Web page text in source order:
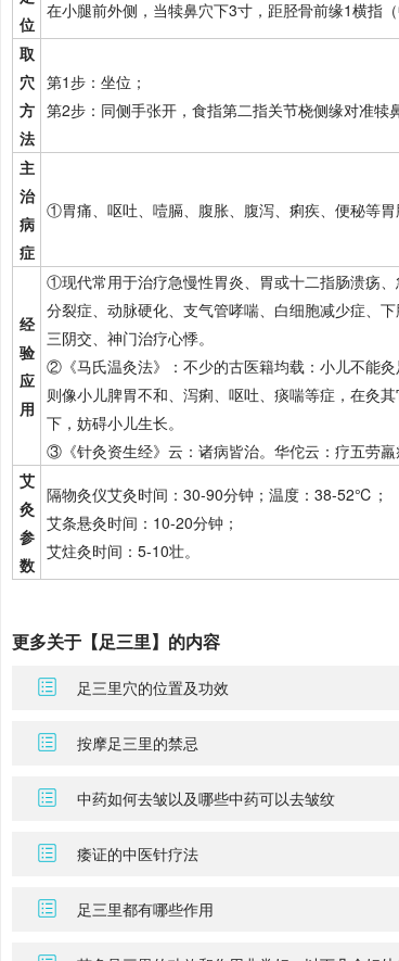
位
在小腿前外侧，当犊鼻穴下3寸，距胫骨前缘1横指（
取
穴
方
法
第1步：坐位；
第2步：同侧手张开，食指第二指关节桡侧缘对准犊
主
治
病
症
①胃痛、呕吐、噎膈、腹胀、腹泻、痢疾、便秘等
经
验
应
用
①现代常用于治疗急慢性胃炎、胃或十二指肠溃疡
分裂症、动脉硬化、支气管哮喘、白细胞减少症、
三阴交、神门治疗心悸。
②《马氏温灸法》：不少的古医籍均载：小儿不能
则像小儿脾胃不和、泻痢、呕吐、痰喘等症，在灸
下，妨碍小儿生长。
③《针灸资生经》云：诸病皆治。华佗云：疗五劳
艾
灸
参
数
隔物灸仪艾灸时间：30-90分钟；温度：38-52℃；
艾条悬灸时间：10-20分钟；
艾炷灸时间：5-10壮。
更多关于【足三里】的内容
足三里穴的位置及功效
按摩足三里的禁忌
中药如何去皱以及哪些中药可以去皱纹
痿证的中医针疗法
足三里都有哪些作用